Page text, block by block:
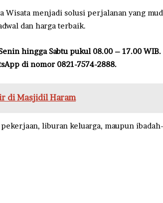
Wisata menjadi solusi perjalanan yang
dan harga terbaik.
hingga Sabtu pukul 08.00 – 17.00 WIB.
di nomor 0821-7574-2888.
di Masjidil Haram
liburan keluarga, maupun